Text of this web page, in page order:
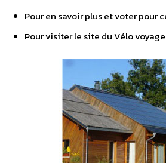
Pour en savoir plus et voter pour
Pour visiter le site du Vélo